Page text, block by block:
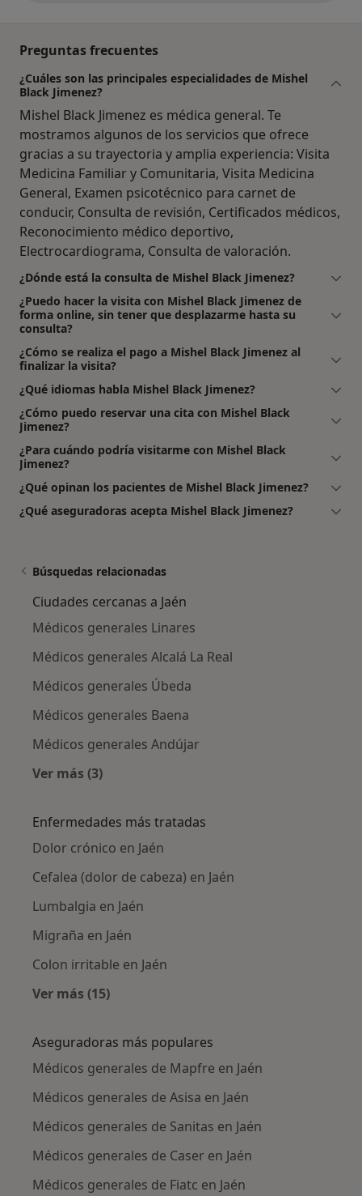
Preguntas frecuentes
¿Cuáles son las principales especialidades de Mishel
Black Jimenez?
Mishel Black Jimenez es médica general. Te
mostramos algunos de los servicios que ofrece
gracias a su trayectoria y amplia experiencia: Visita
Medicina Familiar y Comunitaria, Visita Medicina
General, Examen psicotécnico para carnet de
conducir, Consulta de revisión, Certificados médicos,
Reconocimiento médico deportivo,
Electrocardiograma, Consulta de valoración.
¿Dónde está la consulta de Mishel Black Jimenez?
¿Puedo hacer la visita con Mishel Black Jimenez de
forma online, sin tener que desplazarme hasta su
consulta?
¿Cómo se realiza el pago a Mishel Black Jimenez al
finalizar la visita?
¿Qué idiomas habla Mishel Black Jimenez?
¿Cómo puedo reservar una cita con Mishel Black
Jimenez?
¿Para cuándo podría visitarme con Mishel Black
Jimenez?
¿Qué opinan los pacientes de Mishel Black Jimenez?
¿Qué aseguradoras acepta Mishel Black Jimenez?
Búsquedas relacionadas
Ciudades cercanas a Jaén
Médicos generales Linares
Médicos generales Alcalá La Real
Médicos generales Úbeda
Médicos generales Baena
Médicos generales Andújar
Ver más (3)
Enfermedades más tratadas
Dolor crónico en Jaén
Cefalea (dolor de cabeza) en Jaén
Lumbalgia en Jaén
Migraña en Jaén
Colon irritable en Jaén
Ver más (15)
Aseguradoras más populares
Médicos generales de Mapfre en Jaén
Médicos generales de Asisa en Jaén
Médicos generales de Sanitas en Jaén
Médicos generales de Caser en Jaén
Médicos generales de Fiatc en Jaén